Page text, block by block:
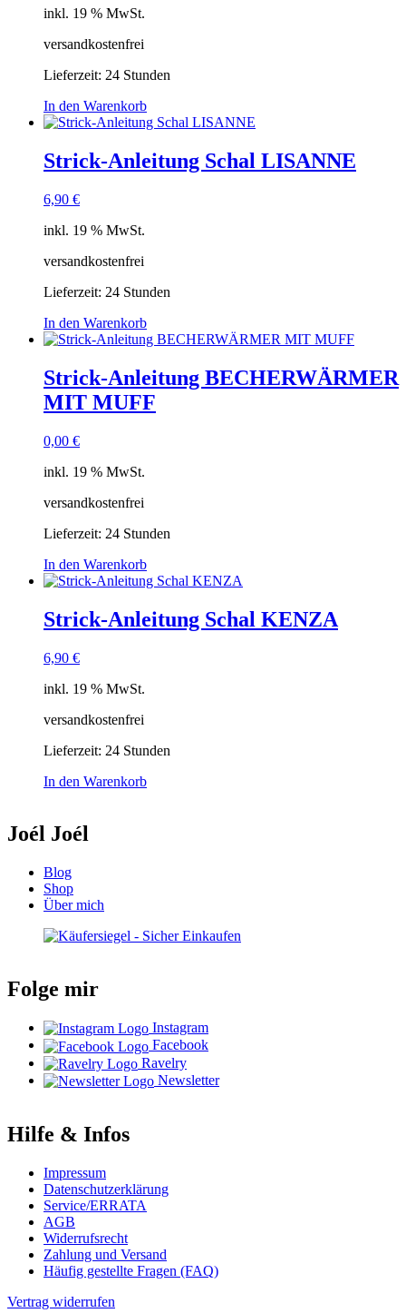
inkl. 19 % MwSt.
versandkostenfrei
Lieferzeit: 24 Stunden
In den Warenkorb
Strick-Anleitung Schal LISANNE
6,90 €
inkl. 19 % MwSt.
versandkostenfrei
Lieferzeit: 24 Stunden
In den Warenkorb
Strick-Anleitung BECHERWÄRMER
MIT MUFF
0,00 €
inkl. 19 % MwSt.
versandkostenfrei
Lieferzeit: 24 Stunden
In den Warenkorb
Strick-Anleitung Schal KENZA
6,90 €
inkl. 19 % MwSt.
versandkostenfrei
Lieferzeit: 24 Stunden
In den Warenkorb
Joél Joél
Blog
Shop
Über mich
Folge mir
Instagram
Facebook
Ravelry
Newsletter
Hilfe & Infos
Impressum
Datenschutzerklärung
Service/ERRATA
AGB
Widerrufsrecht
Zahlung und Versand
Häufig gestellte Fragen (FAQ)
Vertrag widerrufen